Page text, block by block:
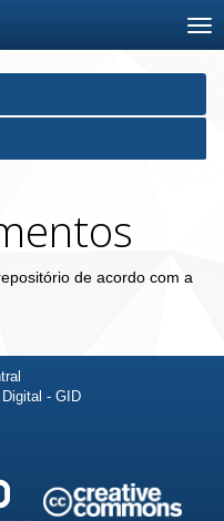
de acordo com a
- GID